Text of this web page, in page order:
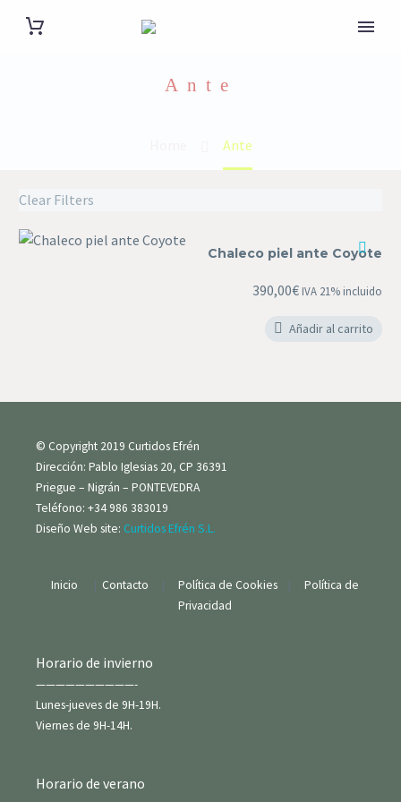
Ante
Ante
Clear Filters
Chaleco
Chaleco piel ante Coyote
390,00€ IVA 21% incluido
Añadir al carrito
© Copyright 2019 Curtidos Efrén
Dirección: Pablo Iglesias 20, CP 36391
Priegue – Nigrán – PONTEVEDRA
Teléfono: +34 986 383019
Diseño Web site: Curtidos Efrén S.L.
Inicio | Contacto | Política de Cookies |
Política de
Privacidad
Horario de invierno
——————————-
Lunes-jueves de 9H-19H.
Viernes de 9H-14H.
Horario de verano